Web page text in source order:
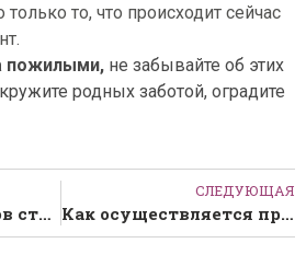
то, что происходит сейчас
пожилыми, не забывайте об этих
родных заботой, оградите
От каких продуктов стоит отказаться после 50
СЛЕДУЮЩАЯ
Как осуществляется присмотр за пожилым человеком в частном доме